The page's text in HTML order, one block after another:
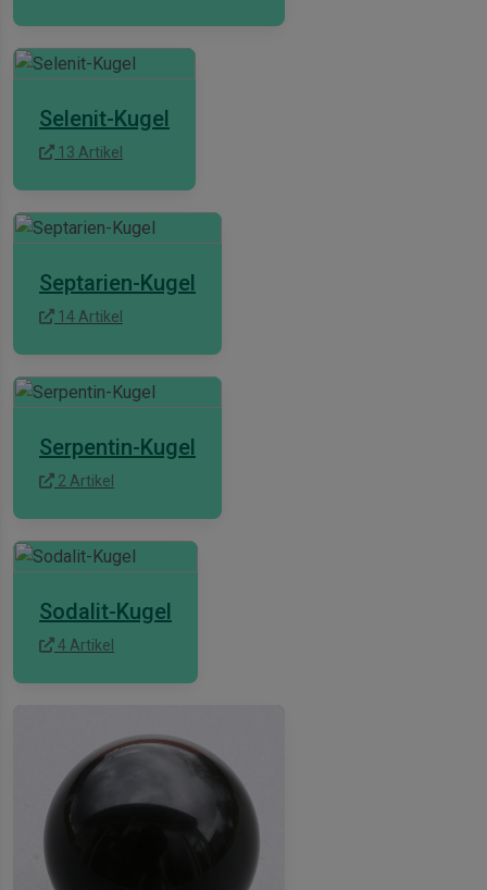
Selenit-Kugel
13 Artikel
Septarien-Kugel
14 Artikel
Serpentin-Kugel
2 Artikel
Sodalit-Kugel
4 Artikel